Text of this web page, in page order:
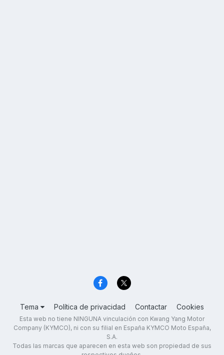
Tema Política de privacidad Contactar Cookies
Esta web no tiene NINGUNA vinculación con Kwang Yang Motor
Company (KYMCO), ni con su filial en España KYMCO Moto España,
S.A.
Todas las marcas que aparecen en esta web son propiedad de sus